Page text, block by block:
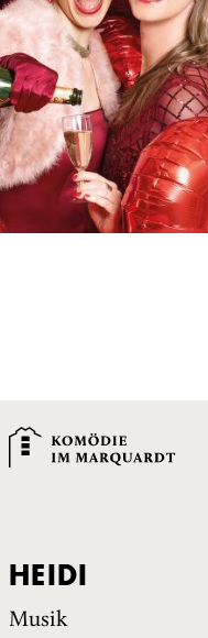
HEIDI
Musik